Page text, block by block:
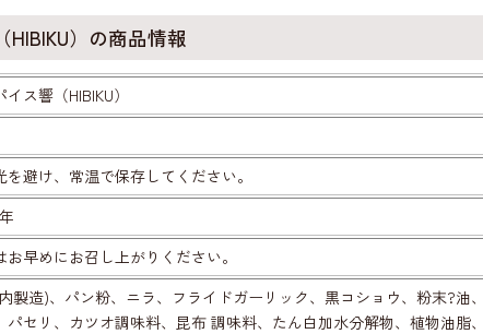
）の商品情報
ス響（HIBIKU）
を避け、常温で保存してください。
お早めにお召し上がりください。
製造)、パン粉、ニラ、フライドガーリック、黒コショウ、粉末?
パセリ、カツオ調味料、昆布 調味料、たん白加水分解物、植物油